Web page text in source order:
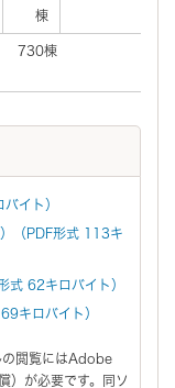
棟
730棟
イト）
（PDF形式 113キ
式 62キロバイト）
キロバイト）
の閲覧にはAdobe
）が必要です。同ソ